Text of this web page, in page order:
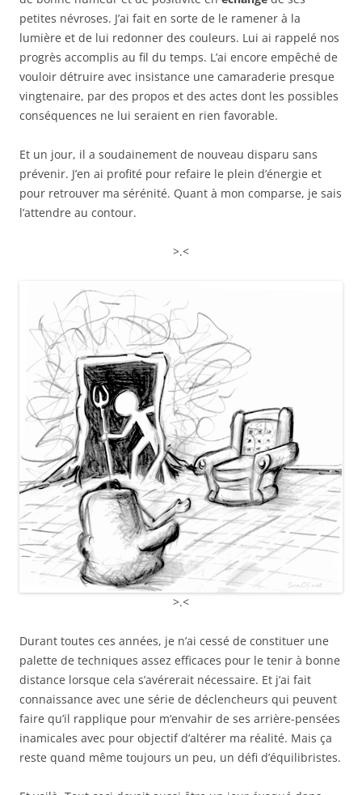
petites névroses. J’ai fait en sorte de le ramener à la
lumière et de lui redonner des couleurs. Lui ai rappelé nos
progrès accomplis au fil du temps. L’ai encore empêché de
vouloir détruire avec insistance une camaraderie presque
vingtenaire, par des propos et des actes dont les possibles
conséquences ne lui seraient en rien favorable.
Et un jour, il a soudainement de nouveau disparu sans
prévenir. J’en ai profité pour refaire le plein d’énergie et
pour retrouver ma sérénité. Quant à mon comparse, je sais
l’attendre au contour.
>.<
>.<
Durant toutes ces années, je n’ai cessé de constituer une
palette de techniques assez efficaces pour le tenir à bonne
distance lorsque cela s’avérerait nécessaire. Et j’ai fait
connaissance avec une série de déclencheurs qui peuvent
faire qu’il rapplique pour m’envahir de ses arrière-pensées
inamicales avec pour objectif d’altérer ma réalité. Mais ça
reste quand même toujours un peu, un défi d’équilibristes.